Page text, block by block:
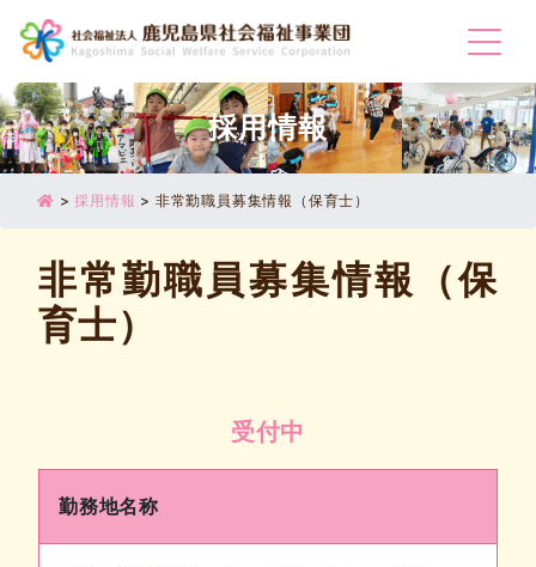
採用情報
>採用情報 > 非常勤職員募集情報（保育士）
非常勤職員募集情報（保
育士）
受付中
勤務地名称